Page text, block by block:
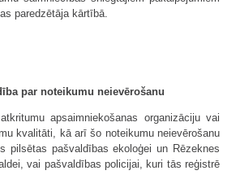
paredzētāja kārtībā.
par noteikumu neievērošanu
apsaimniekošanas organizāciju vai
kvalitāti, kā arī šo noteikumu neievērošanu
pilsētas pašvaldības ekoloģei un Rēzeknes
vai pašvaldības policijai, kuri tās reģistrē